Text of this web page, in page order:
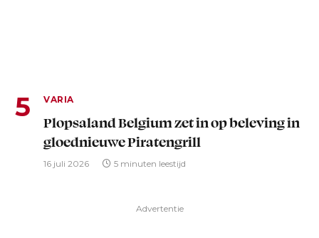
VARIA
Plopsaland Belgium zet in op beleving in
gloednieuwe Piratengrill
16 juli 2026 5 minuten leestijd
Advertentie